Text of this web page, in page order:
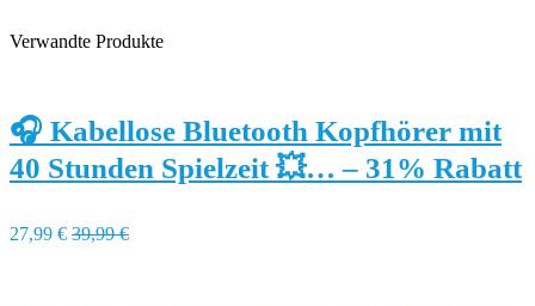
Verwandte Produkte
🎧 Kabellose Bluetooth Kopfhörer mit
40 Stunden Spielzeit 💥… – 31% Rabatt
27,99 € 39,99 €